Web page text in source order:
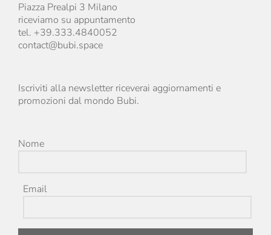
Piazza Prealpi 3 Milano
riceviamo su appuntamento
tel. +39.333.4840052
contact@bubi.space
Iscriviti alla newsletter riceverai aggiornamenti e
promozioni dal mondo Bubi.
Nome
Email